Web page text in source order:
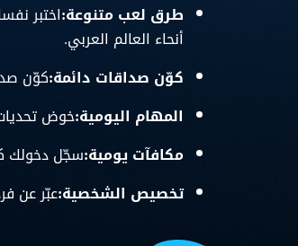
طرق لعب متنوعة:اختبر
أنحاء العالم العربي.
كوّن صداقات دائمة:كوّن
المهام اليومية:خوض
مكافآت يومية:سجّل دخولك
تخصيص الشخصية:عبّر عن